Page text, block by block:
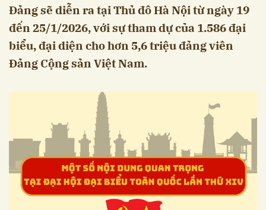
Đảng sẽ diễn ra tại Thủ đô Hà Nội từ ngày 19
đến 25/1/2026, với sự tham dự của 1.586 đại
biểu, đại diện cho hơn 5,6 triệu đảng viên
Đảng Cộng sản Việt Nam.